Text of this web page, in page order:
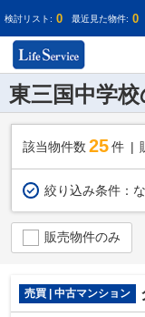
検討リスト: 0 最近見た物件: 0
東三国中学
該当物件数 25件
絞り込み条件：
販売物件のみ
売買 | 中古マンション